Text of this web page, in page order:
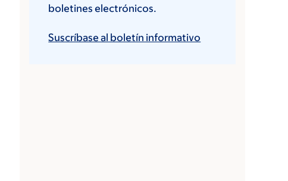
boletines electrónicos.
Suscríbase al boletín informativo